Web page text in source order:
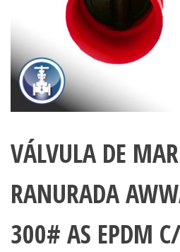
VÁLVULA DE
RANURADA
300# AS EPDM